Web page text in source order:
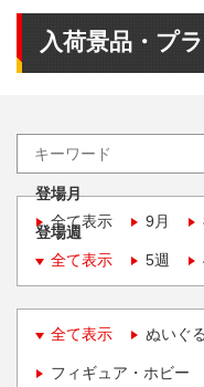
入荷景品・プ
登場月
全て表示
9月
登場週
全て表示
5週
全て表示 ぬいぐ
フィギュア・ホビー